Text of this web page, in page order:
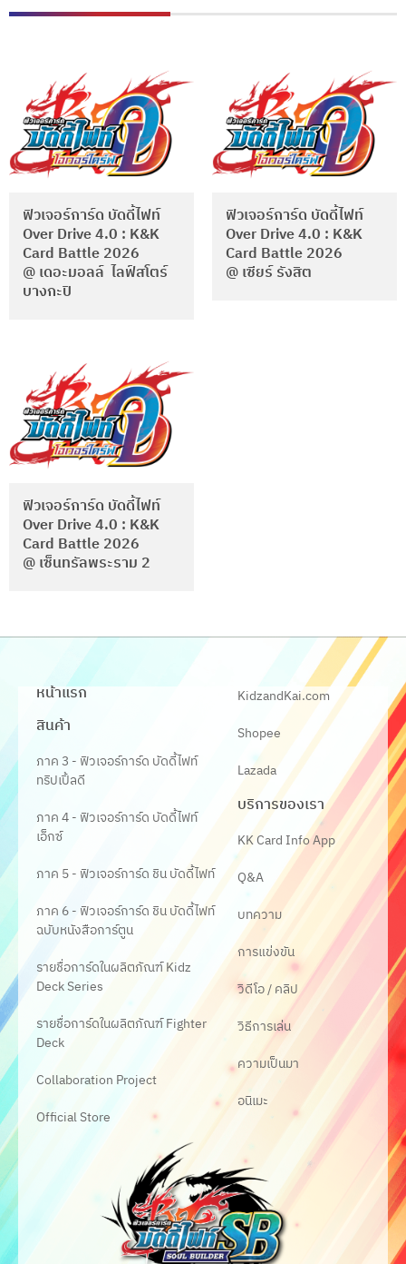
ฟิวเจอร์การ์ด บัดดี้ไฟท์
Over Drive 4.0 : K&K
Card Battle 2026
@ เดอะมอลล์ ไลฟ์สโตร์
บางกะปิ
ฟิวเจอร์การ์ด บัดดี้ไฟท์
Over Drive 4.0 : K&K
Card Battle 2026
@ เซียร์ รังสิต
ฟิวเจอร์การ์ด บัดดี้ไฟท์
Over Drive 4.0 : K&K
Card Battle 2026
@ เซ็นทรัลพระราม 2
หน้าแรก
สินค้า
ภาค 3 - ฟิวเจอร์การ์ด บัดดี้ไฟท์
ทริปเปิ้ลดี
ภาค 4 - ฟิวเจอร์การ์ด บัดดี้ไฟท์
เอ็กซ์
ภาค 5 - ฟิวเจอร์การ์ด ชิน บัดดี้ไฟท์
ภาค 6 - ฟิวเจอร์การ์ด ชิน บัดดี้ไฟท์
ฉบับหนังสือการ์ตูน
รายชื่อการ์ดในผลิตภัณฑ์ Kidz
Deck Series
รายชื่อการ์ดในผลิตภัณฑ์ Fighter
Deck
Collaboration Project
Official Store
KidzandKai.com
Shopee
Lazada
บริการของเรา
KK Card Info App
Q&A
บทความ
การแข่งขัน
วิดีโอ / คลิป
วิธีการเล่น
ความเป็นมา
อนิเมะ